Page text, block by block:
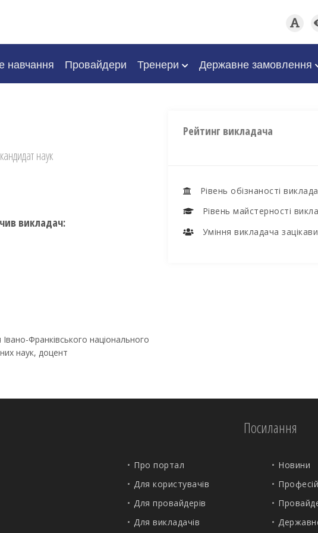
навчання Провайдери Тренери Державне замовлення
кандидат наук
викладач:
Франківського національного
наук, доцент
Рейтинг викладача
Рівень обізнаності
Рівень майстерності
Уміння викладача
Посилання
Про портал
Для користувачів
Для провайдерів
Для викладачів
Новини